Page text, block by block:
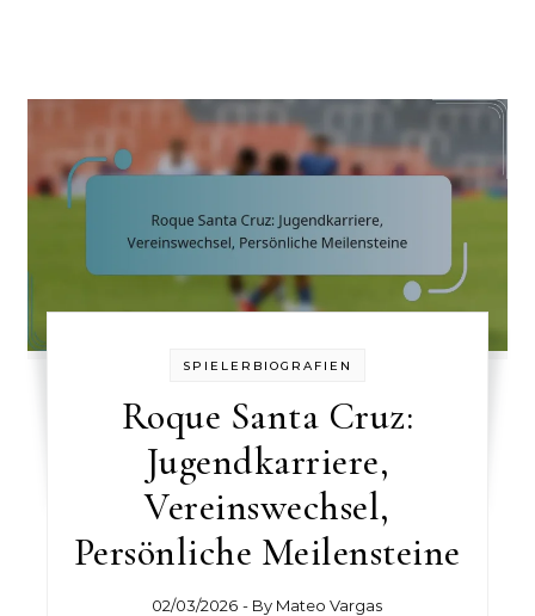
SPIELERBIOGRAFIEN
Roque Santa Cruz:
Jugendkarriere,
Vereinswechsel,
Persönliche Meilensteine
02/03/2026 - By Mateo Vargas